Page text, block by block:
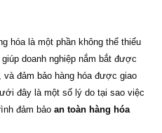
hóa là một phần không thể thiếu
doanh nghiệp nắm bắt được
và đảm bảo hàng hóa được giao
đây là một số lý do tại sao việc
đảm bảo an toàn hàng hóa